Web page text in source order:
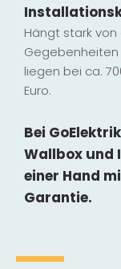
Installations
Hängt stark von
Gegebenheiten
liegen bei ca.
Euro.
Bei
Wallbox und
einer Hand
Garantie.